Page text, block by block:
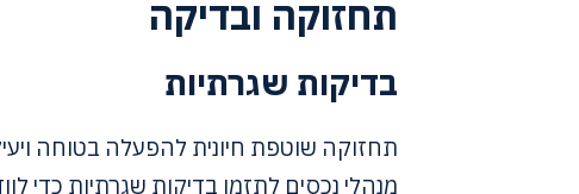
תחזוקה ובדיקה
בדיקות שגרתיות
תחזוקה שוטפת חיונית להפעלה בטוחה
מנהלי נכסים לתזמן בדיקות שגרתיות כדי